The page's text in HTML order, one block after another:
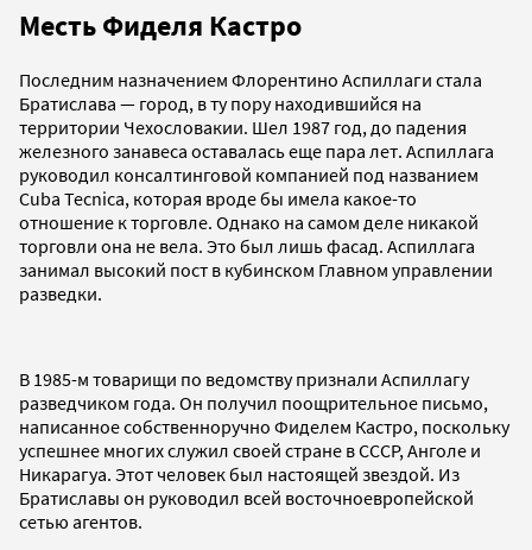
Месть Фиделя Кастро
Последним назначением Флорентино Аспиллаги стала
Братислава — город, в ту пору находившийся на
территории Чехословакии. Шел 1987 год, до падения
железного занавеса оставалась еще пара лет. Аспиллага
руководил консалтинговой компанией под названием
Cuba Tecnica, которая вроде бы имела какое-то
отношение к торговле. Однако на самом деле никакой
торговли она не вела. Это был лишь фасад. Аспиллага
занимал высокий пост в кубинском Главном управлении
разведки.
В 1985-м товарищи по ведомству признали Аспиллагу
разведчиком года. Он получил поощрительное письмо,
написанное собственноручно Фиделем Кастро, поскольку
успешнее многих служил своей стране в СССР, Анголе и
Никарагуа. Этот человек был настоящей звездой. Из
Братиславы он руководил всей восточноевропейской
сетью агентов.